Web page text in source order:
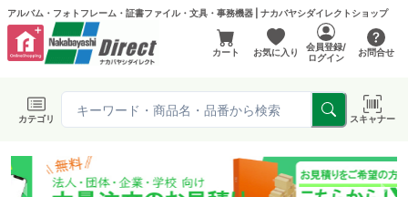
アルバム・フォトフレーム・証書ファイル・文具・事務機器 | ナカバヤシダイレクトショップ
カート お気に入り
会員登録/
ログイン
お問合せ
カテゴリ スキャナー